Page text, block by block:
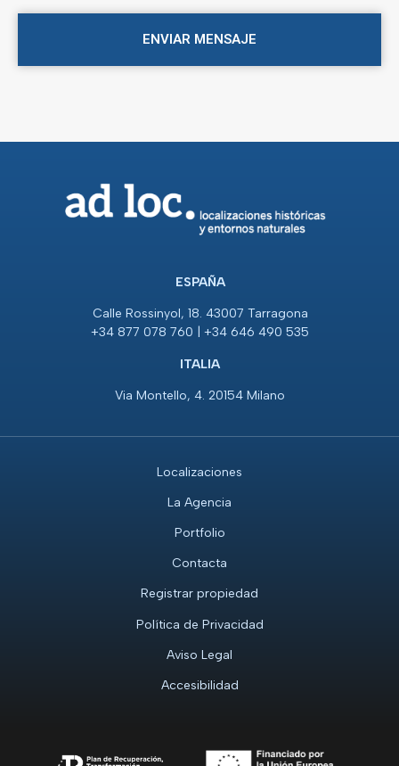
ENVIAR MENSAJE
ESPAÑA
Calle Rossinyol, 18. 43007 Tarragona
+34 877 078 760 | +34 646 490 535
ITALIA
Via Montello, 4. 20154 Milano
Localizaciones
La Agencia
Portfolio
Contacta
Registrar propiedad
Política de Privacidad
Aviso Legal
Accesibilidad